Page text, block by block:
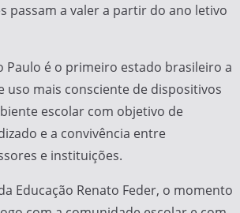
passam a valer a partir do ano letivo
Paulo é o primeiro estado brasileiro a
uso mais consciente de dispositivos
escolar com objetivo de
e a convivência entre
e instituições.
Educação Renato Feder, o momento